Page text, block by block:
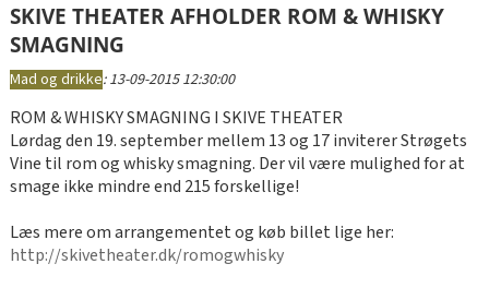
SKIVE THEATER AFHOLDER ROM & WHISKY
SMAGNING
Mad og drikke:13-09-2015 12:30:00
ROM & WHISKY SMAGNING I SKIVE THEATER
Lørdag den 19. september mellem 13 og 17 inviterer Strøgets
Vine til rom og whisky smagning. Der vil være mulighed for at
smage ikke mindre end 215 forskellige!
Læs mere om arrangementet og køb billet lige her:
http://skivetheater.dk/romogwhisky